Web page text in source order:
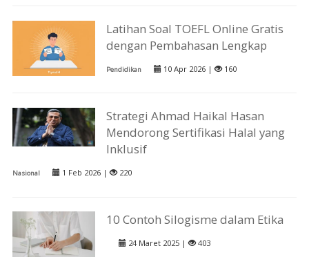
Latihan Soal TOEFL Online Gratis
dengan Pembahasan Lengkap
Pendidikan 10 Apr 2026 | 160
Strategi Ahmad Haikal Hasan
Mendorong Sertifikasi Halal yang
Inklusif
Nasional 1 Feb 2026 | 220
10 Contoh Silogisme dalam Etika
24 Maret 2025 | 403